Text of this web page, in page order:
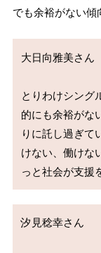
でも余裕がない傾
大日向雅美さん
とりわけシング
的にも余裕がな
りに託し過ぎて
けない、働けな
汐見稔幸さん